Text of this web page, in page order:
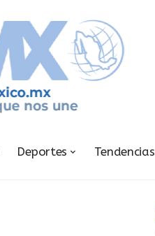
Deportes Tendencias